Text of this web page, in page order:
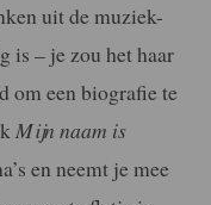
uit de muziek-
is – je zou het haar
om een biografie te
Mijn naam is
en neemt je mee